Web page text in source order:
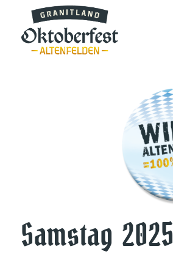
Samstag 2025